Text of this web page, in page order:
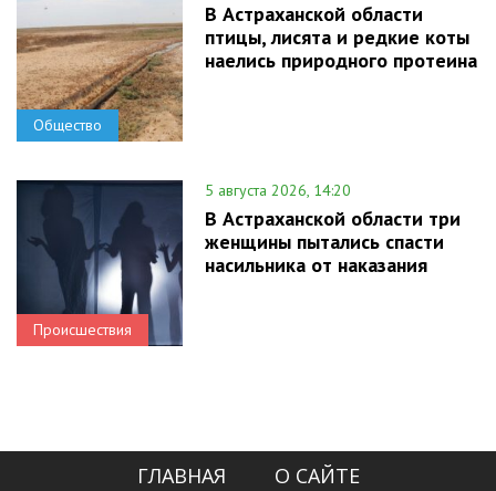
Общество
В Астраханской области
птицы, лисята и редкие коты
наелись природного протеина
Происшествия
5 августа 2026, 14:20
В Астраханской области три
женщины пытались спасти
насильника от наказания
ГЛАВНАЯ
О САЙТЕ